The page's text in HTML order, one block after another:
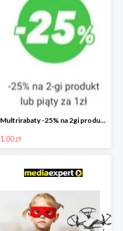
Multrirabaty -25% na 2gi produkt lub 5ty produkt za 1zł
1.00 zł